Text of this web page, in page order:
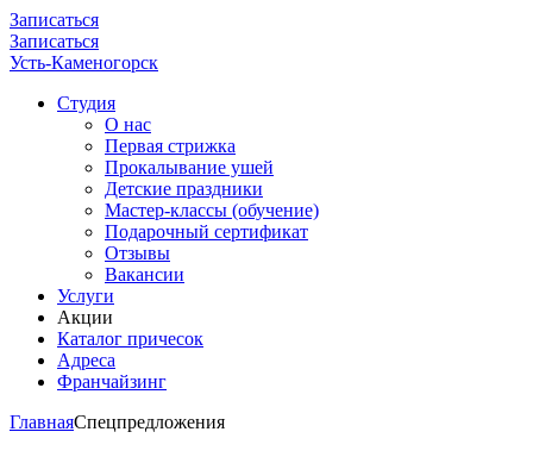
Записаться
Записаться
Усть-Каменогорск
Cтудия
О нас
Первая стрижка
Прокалывание ушей
Детские праздники
Мастер-классы (обучение)
Подарочный сертификат
Отзывы
Вакансии
Услуги
Акции
Каталог причесок
Адреса
Франчайзинг
ГлавнаяСпецпредложения